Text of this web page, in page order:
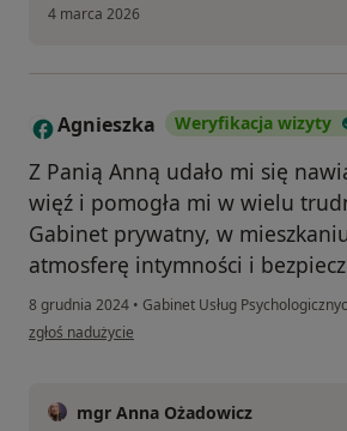
4 marca 2026
A Agnieszka Weryfikacja wizyty
Z Panią Anną udało mi się
więź i pomogła mi w wielu
Gabinet prywatny, w
atmosferę intymności i
8 grudnia 2024 • Gabinet Usług
w opinii użytkownika Agnieszka
zgłoś nadużycie
mgr Anna Ożadowicz